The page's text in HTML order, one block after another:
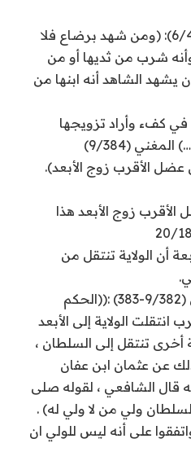
قال في كشاف القناع (6/437): (ومن شهد برضاع فلا
شرب من ثديها أو من
يشهد الشاهد أنه ابنها من
كفء وأراد تزويجها
(9/384)
الأقرب زوج الأبعد).
زوج الأبعد هذا
أن الولاية تنتقل من
قال ابن قدامة في المغني (9/382-383) :((الحكم
انتقلت الولاية إلى الأبعد
تنتقل إلى السلطان ،
عن عثمان ابن عفان
قال الشافعي ، لقوله صلى
ولي من لا ولي له) .
على أنه ليس للولي ان